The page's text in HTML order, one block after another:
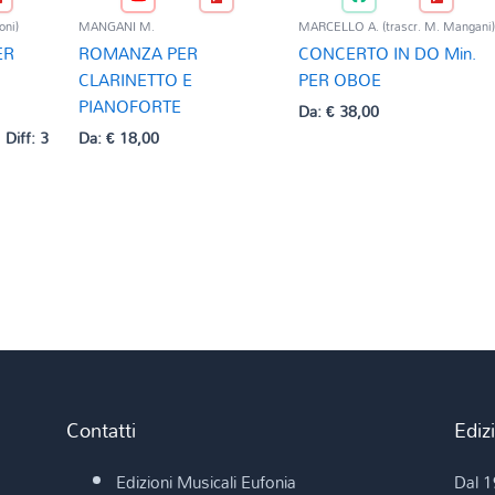
Diff: 3
MANGANI M.
ROMANZA PER
CLARINETTO E
PIANOFORTE
Da:€18,00
MARCELLO A. (trascr. M. Mangani)
CONCERTO IN DO Min.
PER OBOE
Da:€38,00
Contatti
Edizioni Musicali Eufonia
Dal